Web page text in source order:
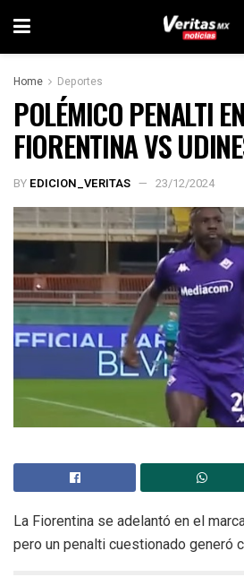
Home Deportes
POLÉMICO PENALTI
FIORENTINA VS
BY EDICION_VERITAS 23/12/2024
La Fiorentina se adelantó en el
pero un penalti cuestionado generó